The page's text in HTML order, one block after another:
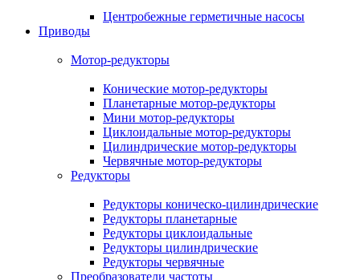
Центробежные герметичные насосы
Приводы
Мотор-редукторы
Конические мотор-редукторы
Планетарные мотор-редукторы
Мини мотор-редукторы
Циклоидальные мотор-редукторы
Цилиндрические мотор-редукторы
Червячные мотор-редукторы
Редукторы
Редукторы коническо-цилиндрические
Редукторы планетарные
Редукторы циклоидальные
Редукторы цилиндрические
Редукторы червячные
Преобразователи частоты